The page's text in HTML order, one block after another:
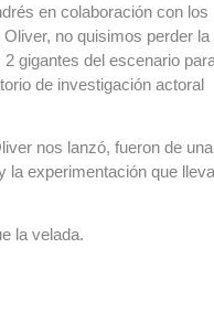
en colaboración con los
no quisimos perder la
gigantes del escenario
de investigación actoral
nos lanzó, fueron de una
la experimentación que
la velada.